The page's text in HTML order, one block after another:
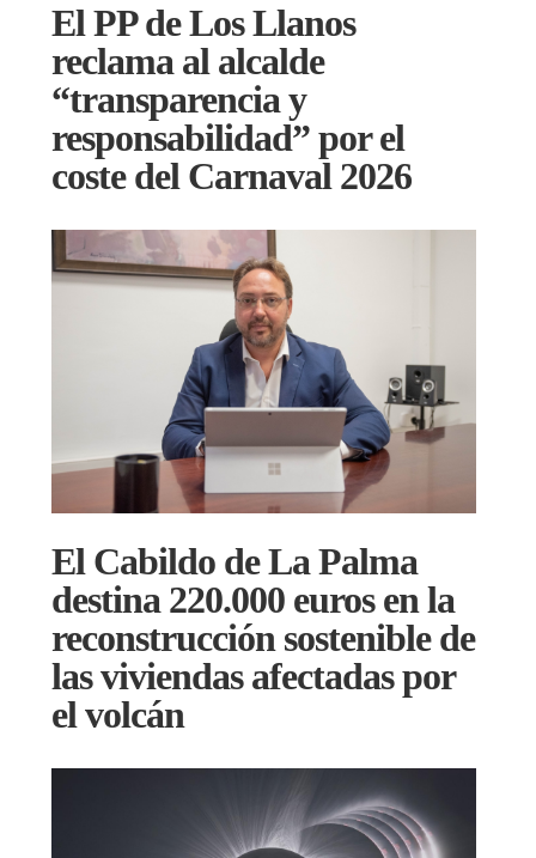
El PP de Los Llanos
reclama al alcalde
“transparencia y
responsabilidad” por el
coste del Carnaval 2026
El Cabildo de La Palma
destina 220.000 euros en la
reconstrucción sostenible de
las viviendas afectadas por
el volcán